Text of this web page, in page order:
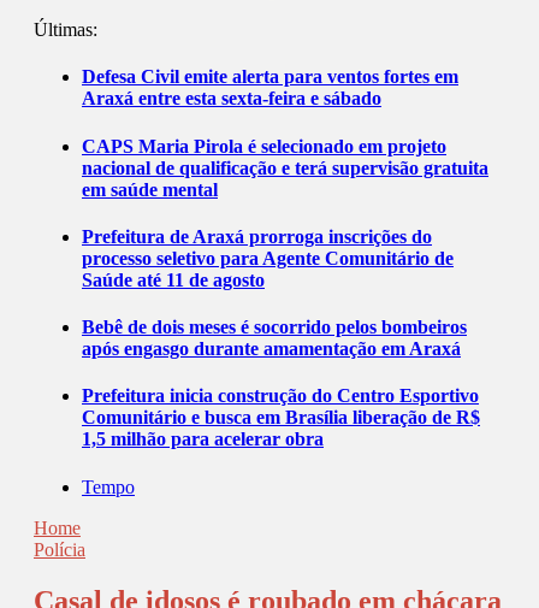
Últimas:
Defesa Civil emite alerta para ventos fortes em
Araxá entre esta sexta-feira e sábado
CAPS Maria Pirola é selecionado em projeto
nacional de qualificação e terá supervisão gratuita
em saúde mental
Prefeitura de Araxá prorroga inscrições do
processo seletivo para Agente Comunitário de
Saúde até 11 de agosto
Bebê de dois meses é socorrido pelos bombeiros
após engasgo durante amamentação em Araxá
Prefeitura inicia construção do Centro Esportivo
Comunitário e busca em Brasília liberação de R$
1,5 milhão para acelerar obra
Tempo
Home
Polícia
Casal de idosos é roubado em chácara